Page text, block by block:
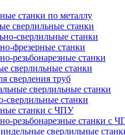
станки по металлу
сверлильные станки
сверлильные станки
фрезерные станки
резьбонарезные станки
сверлильные станки
сверления труб
сверлильные станки
сверлильные станки
станки с ЧПУ
резьбонарезные станки с
сверлильные